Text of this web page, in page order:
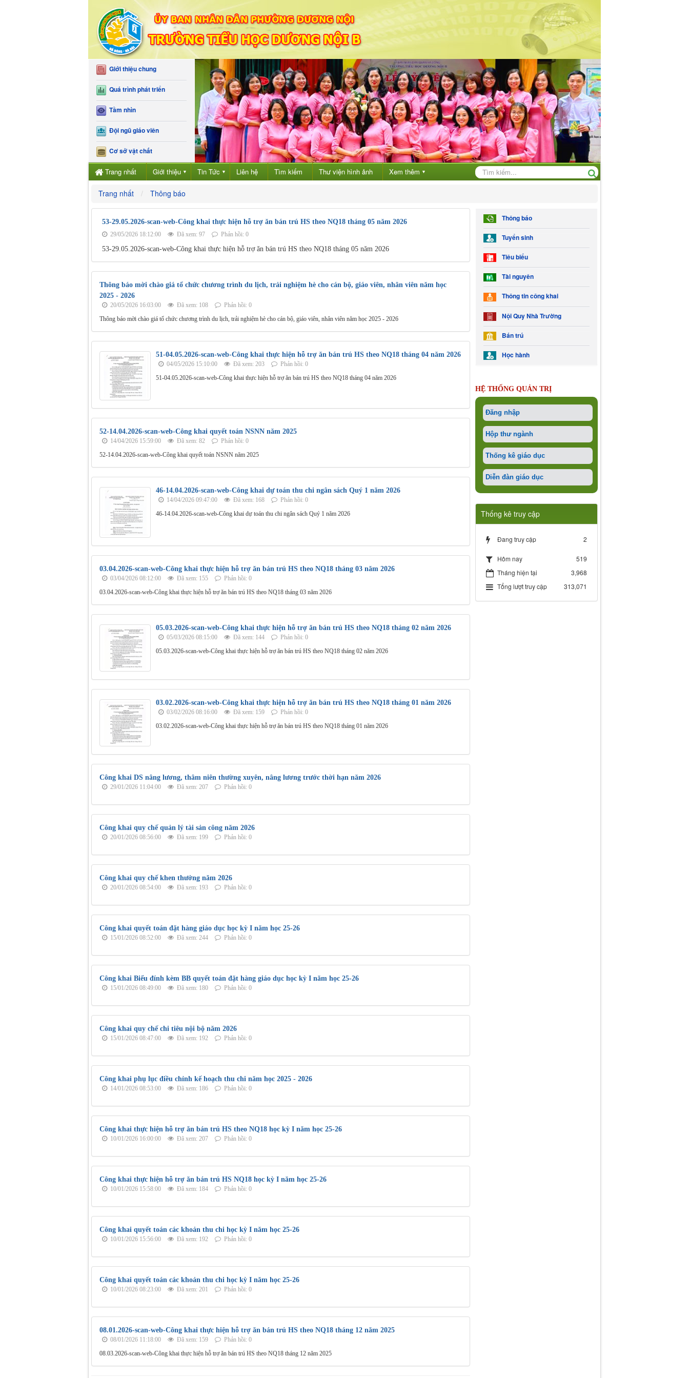
Giới thiệu chung
Quá trình phát triển
Tầm nhìn
Đội ngũ giáo viên
Cơ sở vật chất
Trang nhất Giới thiệu ▼ Tin Tức ▼ Liên hệ Tìm kiếm Thư viện hình ảnh Xem thêm ▼
Trang nhất Thông báo
53-29.05.2026-scan-web-Công khai thực hiện hỗ trợ ăn bán trú HS theo NQ18 tháng 05 năm 2026
29/05/2026 18:12:00 Đã xem: 97 Phản hồi: 0
53-29.05.2026-scan-web-Công khai thực hiện hỗ trợ ăn bán trú HS theo NQ18 tháng 05 năm 2026
Thông báo mời chào giá tổ chức chương trình du lịch, trải nghiệm hè cho cán bộ, giáo viên, nhân viên năm học
2025 - 2026
20/05/2026 16:03:00 Đã xem: 108
Phản hồi: 0
Thông báo mời chào giá tổ chức chương trình du lịch, trải nghiệm hè cho cán bộ, giáo viên, nhân viên năm học 2025 - 2026
51-04.05.2026-scan-web-Công khai thực hiện hỗ trợ ăn bán trú HS theo NQ18 tháng 04 năm 2026
04/05/2026 15:10:00 Đã xem: 203
Phản hồi: 0
51-04.05.2026-scan-web-Công khai thực hiện hỗ trợ ăn bán trú HS theo NQ18 tháng 04 năm 2026
52-14.04.2026-scan-web-Công khai quyết toán NSNN năm 2025
14/04/2026 15:59:00 Đã xem: 82
Phản hồi: 0
52-14.04.2026-scan-web-Công khai quyết toán NSNN năm 2025
46-14.04.2026-scan-web-Công khai dự toán thu chi ngân sách Quý 1 năm 2026
14/04/2026 09:47:00 Đã xem: 168
Phản hồi: 0
46-14.04.2026-scan-web-Công khai dự toán thu chi ngân sách Quý 1 năm 2026
03.04.2026-scan-web-Công khai thực hiện hỗ trợ ăn bán trú HS theo NQ18 tháng 03 năm 2026
03/04/2026 08:12:00 Đã xem: 155
Phản hồi: 0
03.04.2026-scan-web-Công khai thực hiện hỗ trợ ăn bán trú HS theo NQ18 tháng 03 năm 2026
05.03.2026-scan-web-Công khai thực hiện hỗ trợ ăn bán trú HS theo NQ18 tháng 02 năm 2026
05/03/2026 08:15:00 Đã xem: 144
Phản hồi: 0
05.03.2026-scan-web-Công khai thực hiện hỗ trợ ăn bán trú HS theo NQ18 tháng 02 năm 2026
03.02.2026-scan-web-Công khai thực hiện hỗ trợ ăn bán trú HS theo NQ18 tháng 01 năm 2026
03/02/2026 08:16:00 Đã xem: 159
Phản hồi: 0
03.02.2026-scan-web-Công khai thực hiện hỗ trợ ăn bán trú HS theo NQ18 tháng 01 năm 2026
Công khai DS nâng lương, thâm niên thường xuyên, nâng lương trước thời hạn năm 2026
29/01/2026 11:04:00 Đã xem: 207 Phản hồi: 0
Công khai quy chế quản lý tài sản công năm 2026
20/01/2026 08:56:00 Đã xem: 199 Phản hồi: 0
Công khai quy chế khen thưởng năm 2026
20/01/2026 08:54:00 Đã xem: 193 Phản hồi: 0
Công khai quyết toán đặt hàng giáo dục học kỳ I năm học 25-26
15/01/2026 08:52:00 Đã xem: 244 Phản hồi: 0
Công khai Biểu đính kèm BB quyết toán đặt hàng giáo dục học kỳ I năm học 25-26
15/01/2026 08:49:00 Đã xem: 180 Phản hồi: 0
Công khai quy chế chi tiêu nội bộ năm 2026
15/01/2026 08:47:00 Đã xem: 192 Phản hồi: 0
Công khai phụ lục điều chỉnh kế hoạch thu chi năm học 2025 - 2026
14/01/2026 08:53:00 Đã xem: 186 Phản hồi: 0
Công khai thực hiện hỗ trợ ăn bán trú HS theo NQ18 học kỳ I năm học 25-26
10/01/2026 16:00:00 Đã xem: 207 Phản hồi: 0
Công khai thực hiện hỗ trợ ăn bán trú HS NQ18 học kỳ I năm học 25-26
10/01/2026 15:58:00 Đã xem: 184 Phản hồi: 0
Công khai quyết toán các khoản thu chi học kỳ I năm học 25-26
10/01/2026 15:56:00 Đã xem: 192 Phản hồi: 0
Công khai quyết toán các khoản thu chi học kỳ I năm học 25-26
10/01/2026 08:23:00 Đã xem: 201 Phản hồi: 0
08.01.2026-scan-web-Công khai thực hiện hỗ trợ ăn bán trú HS theo NQ18 tháng 12 năm 2025
08/01/2026 11:18:00 Đã xem: 159
Phản hồi: 0
08.03.2026-scan-web-Công khai thực hiện hỗ trợ ăn bán trú HS theo NQ18 tháng 12 năm 2025
Thông báo
Tuyển sinh
Tiêu biểu
Tài nguyên
Thông tin công khai
Nội Quy Nhà Trường
Bán trú
Học hành
HỆ THỐNG QUẢN TRỊ
Đăng nhập
Hộp thư ngành
Thống kê giáo dục
Diễn đàn giáo dục
Thống kê truy cập
Đang truy cập 2
Hôm nay
519
Tháng hiện tại
3,968
Tổng lượt truy cập
313,071